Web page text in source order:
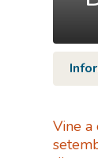
Vine